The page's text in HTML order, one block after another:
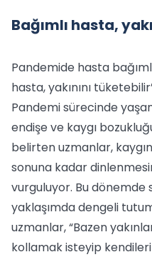
Bağımlı hasta,
Pandemide hasta
hasta, yakınını
Pandemi sürecinde
endişe ve kaygı
belirten uzmanlar,
sonuna kadar
vurguluyor. Bu dönemde
yaklaşımda dengeli
uzmanlar, “Bazen
kollamak isteyip